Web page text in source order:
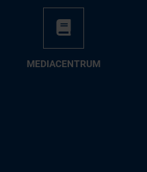
ME­DIA­CEN­TRUM